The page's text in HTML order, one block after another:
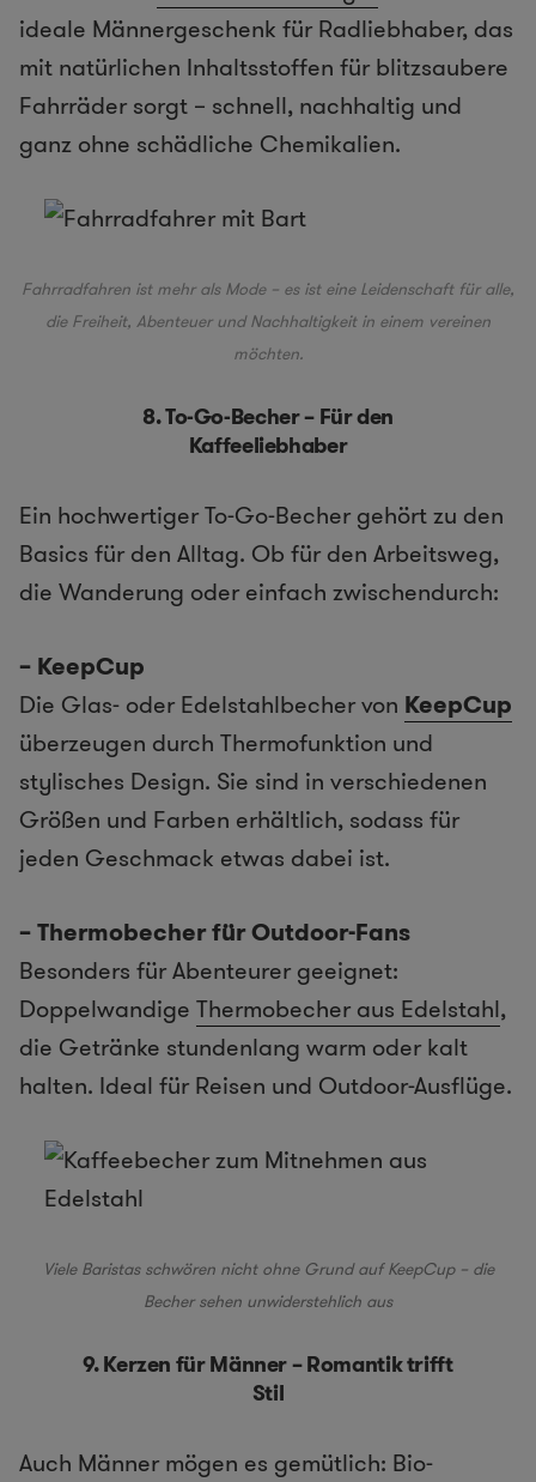
ideale Männergeschenk für Radliebhaber, das
mit natürlichen Inhaltsstoffen für blitzsaubere
Fahrräder sorgt – schnell, nachhaltig und
ganz ohne schädliche Chemikalien.
Fahrradfahren ist mehr als Mode – es ist eine Leidenschaft für alle,
die Freiheit, Abenteuer und Nachhaltigkeit in einem vereinen
möchten.
8. To-Go-Becher – Für den
Kaffeeliebhaber
Ein hochwertiger To-Go-Becher gehört zu den
Basics für den Alltag. Ob für den Arbeitsweg,
die Wanderung oder einfach zwischendurch:
– KeepCup
Die Glas- oder Edelstahlbecher von KeepCup
überzeugen durch Thermofunktion und
stylisches Design. Sie sind in verschiedenen
Größen und Farben erhältlich, sodass für
jeden Geschmack etwas dabei ist.
– Thermobecher für Outdoor-Fans
Besonders für Abenteurer geeignet:
Doppelwandige Thermobecher aus Edelstahl,
die Getränke stundenlang warm oder kalt
halten. Ideal für Reisen und Outdoor-Ausflüge.
Viele Baristas schwören nicht ohne Grund auf KeepCup – die
Becher sehen unwiderstehlich aus
9. Kerzen für Männer – Romantik trifft
Stil
Auch Männer mögen es gemütlich: Bio-